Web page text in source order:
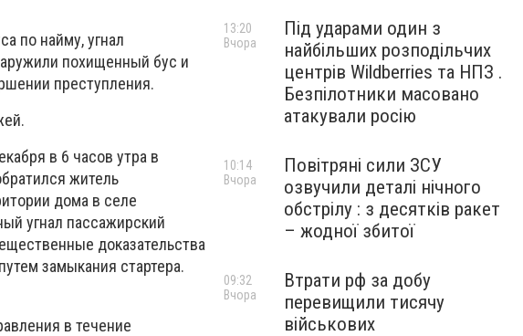
по найму, угнал
похищенный бус и
преступления.
в 6 часов утра в
житель
дома в селе
угнал пассажирский
доказательства
замыкания стартера.
в течение
Під ударами один з
найбільших розподільчих
центрів Wildberries та НПЗ .
Безпілотники масовано
атакували росію
13:20
Вчора
Повітряні сили ЗСУ
озвучили деталі нічного
обстрілу : з десятків ракет
– жодної збитої
10:14
Вчора
Втрати рф за добу
перевищили тисячу
військових
09:32
Вчора